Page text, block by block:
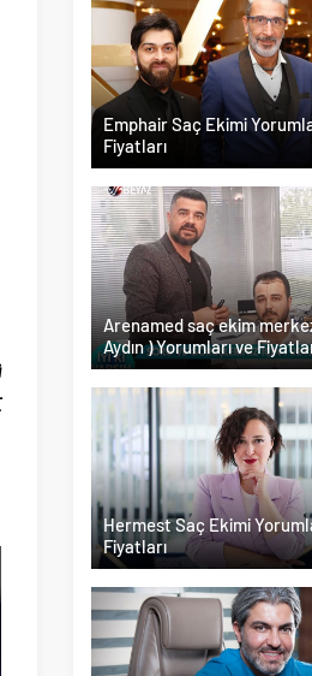
Emphair Saç Ekimi
Fiyatları
Arenamed saç ekim
Aydın ) Yorumları ve
Hermest Saç Ekimi
Fiyatları